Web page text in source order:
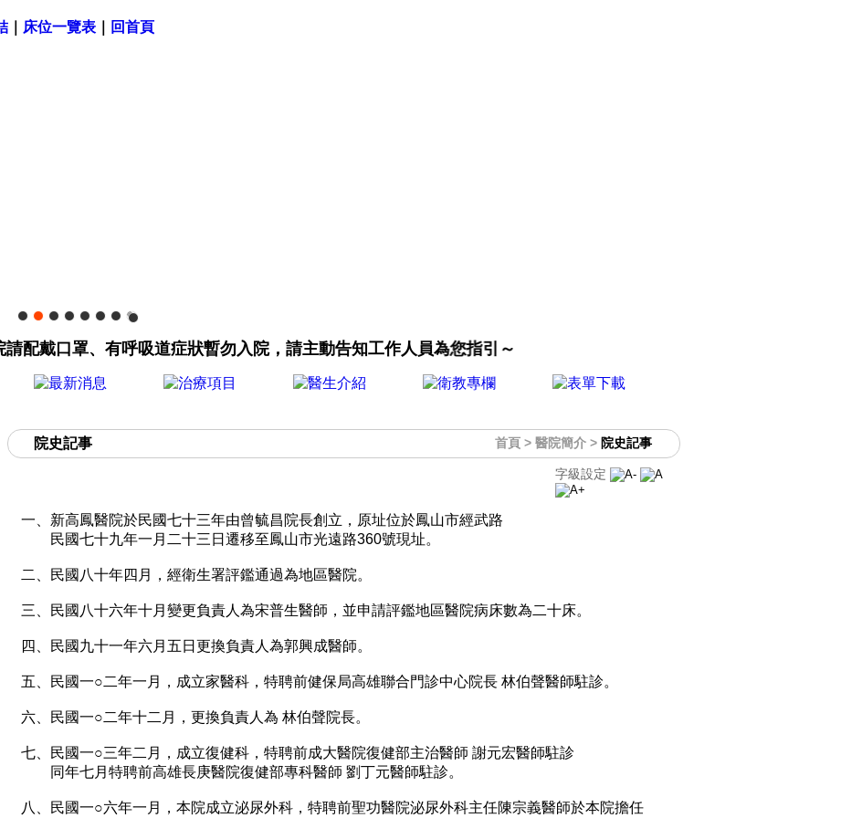
床位一覽表 回首頁
請配戴口罩、有呼吸道症狀暫勿入院，請主動告知工作人員為您指引～
院史記事 首頁 > 醫院簡介 > 院史記事
字級設定
一、新高鳳醫院於民國七十三年由曾毓昌院長創立，原址位於鳳山市經武路
民國七十九年一月二十三日遷移至鳳山市光遠路360號現址。
二、民國八十年四月，經衛生署評鑑通過為地區醫院。
三、民國八十六年十月變更負責人為宋普生醫師，並申請評鑑地區醫院病床數為二十床。
四、民國九十一年六月五日更換負責人為郭興成醫師。
五、民國一○二年一月，成立家醫科，特聘前健保局高雄聯合門診中心院長 林伯聲醫師駐診。
六、民國一○二年十二月，更換負責人為 林伯聲院長。
七、民國一○三年二月，成立復健科，特聘前成大醫院復健部主治醫師 謝元宏醫師駐診
同年七月特聘前高雄長庚醫院復健部專科醫師 劉丁元醫師駐診。
八、民國一○六年一月，本院成立泌尿外科，特聘前聖功醫院泌尿外科主任陳宗義醫師於本院擔任